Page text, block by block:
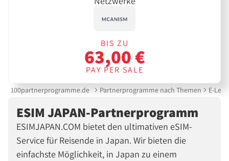
BIS ZU
63,00 €
PAY PER SALE
100partnerprogramme.de Partnerprogramme nach Themen E-
ESIM JAPAN-Partnerprogramm
ESIMJAPAN.COM bietet den ultimativen eSIM-
Service für Reisende in Japan. Wir bieten die
einfachste Möglichkeit, in Japan zu einem